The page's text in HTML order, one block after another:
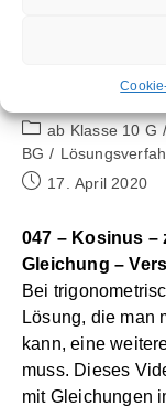
Beitrags-
Kategorie:
ab Klasse 10 G /
BG /
Beitrag17. April 2020
047 – Kosinus
Gleichung –
Bei
Lösung, die man
kann, eine
muss. Dieses
mit Gleichungen